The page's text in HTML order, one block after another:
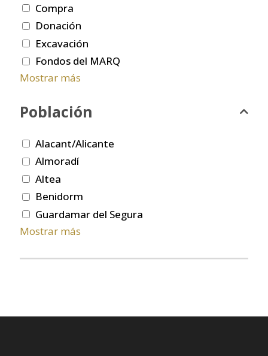
Compra
Donación
Excavación
Fondos del MARQ
Mostrar más
Población
Alacant/Alicante
Almoradí
Altea
Benidorm
Guardamar del Segura
Mostrar más